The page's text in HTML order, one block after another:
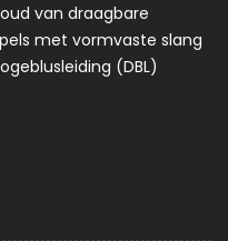
van draagbare
met vormvaste slang
(DBL)